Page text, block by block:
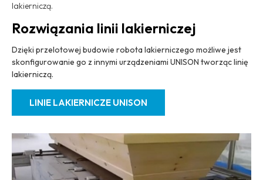
lakierniczą.
Rozwiązania linii lakierniczej
Dzięki przelotowej budowie robota lakierniczego możliwe jest
skonfigurowanie go z innymi urządzeniami UNISON tworząc linię
lakierniczą.
LINIE LAKIERNICZE UNISON